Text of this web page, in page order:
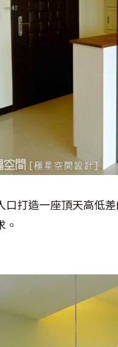
打造一座頂天高低
。